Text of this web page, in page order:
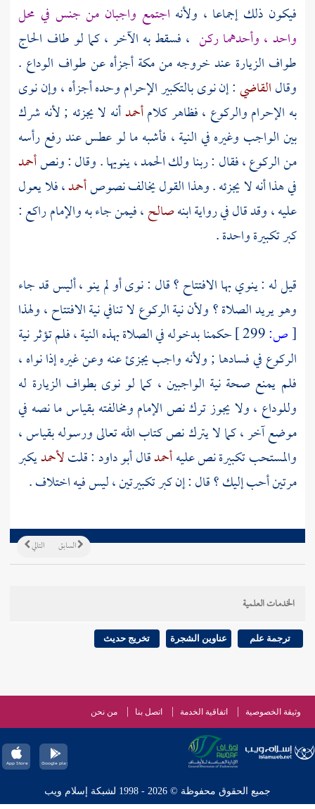
فيكون ذلك إجماعا ، ولأنه اجتمع واجبان من جنس في محل
واحد ، وأحدهما ركن ، فسقط به الآخر ، كما لو طاف الحاج
طواف الزيارة عند خروجه منمكةأجزأه عن طواف الوداع .
وقالالقاضي: إن نوى بالتكبير الإحرام وحده أجزأه ، وإن نوى
به الإحرام والركوع ، فظاهر كلامأحمدأنه لا يجزئه ; لأنه شرك
بين الواجب وغيره في النية ، فأشبه ما لو عطس عند رفع رأسه
من الركوع ، فقال : ربنا ولك الحمد ، ينويها . وقال : ونصأحمد
في هذا أنه لا يجزئه . وهذا القول يخالف نصوصأحمد، فلا يعول
عليه ، وقد قال في رواية ابنهصالح، فيمن جاء به والإمام راكع :
كبر تكبيرة واحدة .
قيل له : ينوي بها الافتتاح ؟ قال : نوى أو لم ينو ، أليس قد جاء
وهو يريد الصلاة ؟ ولأن نية الركوع لا تنافي نية الافتتاح ، ولهذا
[ص:
حكمنا بدخوله في الصلاة بهذه النية ، فلم تؤثر نية
الركوع في فسادها ; ولأنه واجب يجزئ عنه وعن غيره إذا نواه ،
فلم يمنع صحة نية الواجبين ، كما لو نوى بطواف الزيارة له
وللوداع ، ولا يجوز ترك نص الإمام ومخالفته بقياس ما نصه في
موضع آخر ، كما لا يترك نص كتاب الله تعالى ورسوله بقياس ،
والمستحب تكبيرة نص عليهأحمدقالأبو داود: قلتلأحمديكبر
مرتين أحب إليك ؟ قال : إن كبر تكبيرتين ، ليس فيه اختلاف .
التالي السابق
الخدمات العلمية
ترجمة علم عناوين الشجرة تخريج حديث
وثيقة الخصوصية اتفاقية الخدمة اتصل بنا من نحن
جميع الحقوق محفوظة © 2026 - 1998 لشبكة إسلام ويب